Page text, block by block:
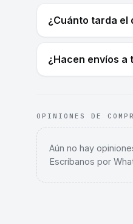
¿Cuánto tarda el
¿Hacen envíos a
OPINIONES DE
Aún no hay
Escríbanos por